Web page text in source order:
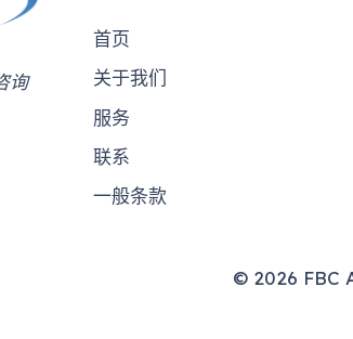
询
首页
关于我们
服务
联系
一般条款
© 2026 FBC